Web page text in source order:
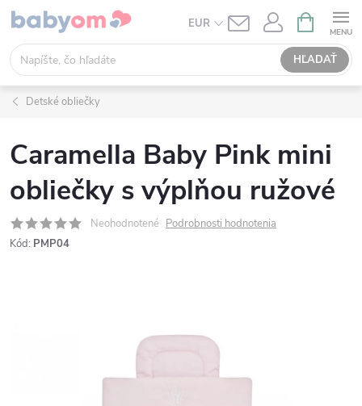
Prejsť
obsah
EUR
HĽADAŤ
KOŠÍK
Detské obliečky
Caramella Baby Pink mini
obliečky s výplňou ružové
Neohodnotené Podrobnosti hodnotenia
Kód: PMP04